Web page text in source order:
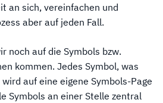
an sich, vereinfachen und
aber auf jeden Fall.
noch auf die Symbols bzw.
kommen. Jedes Symbol, was
auf eine eigene Symbols-Page
Symbols an einer Stelle zentral